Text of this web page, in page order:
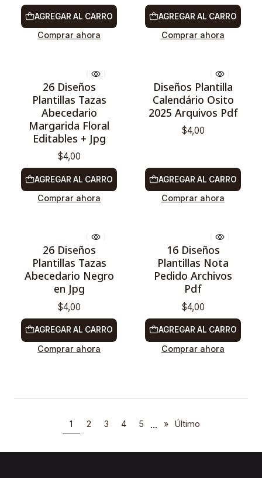
AGREGAR AL CARRO
Comprar ahora
AGREGAR AL CARRO
Comprar ahora
26 Diseños
Plantillas Tazas
Abecedario
Margarida Floral
Editables + Jpg
$4,00
AGREGAR AL CARRO
Comprar ahora
Diseños Plantilla
Calendário Osito
2025 Arquivos Pdf
$4,00
AGREGAR AL CARRO
Comprar ahora
26 Diseños
Plantillas Tazas
Abecedario Negro
en Jpg
$4,00
AGREGAR AL CARRO
Comprar ahora
16 Diseños
Plantillas Nota
Pedido Archivos
Pdf
$4,00
AGREGAR AL CARRO
Comprar ahora
1 2 3 4 5 ... » Último